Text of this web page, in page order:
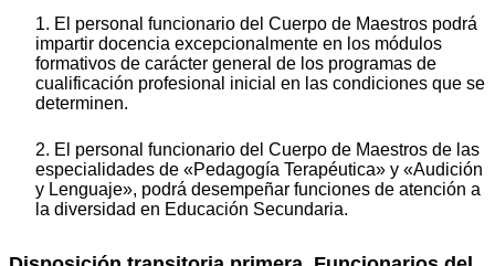
1. El personal funcionario del Cuerpo de Maestros podrá
impartir docencia excepcionalmente en los módulos
formativos de carácter general de los programas de
cualificación profesional inicial en las condiciones que se
determinen.
2. El personal funcionario del Cuerpo de Maestros de las
especialidades de «Pedagogía Terapéutica» y «Audición
y Lenguaje», podrá desempeñar funciones de atención a
la diversidad en Educación Secundaria.